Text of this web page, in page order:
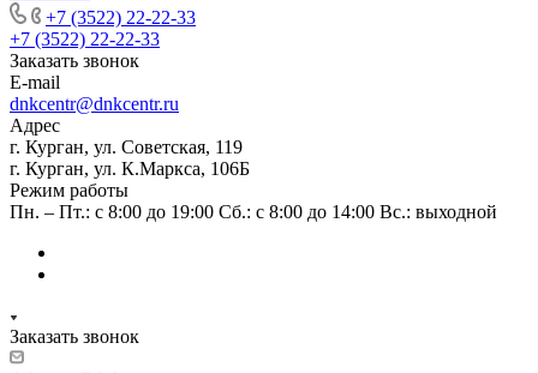
+7 (3522) 22-22-33
+7 (3522) 22-22-33
Заказать звонок
E-mail
dnkcentr@dnkcentr.ru
Адрес
г. Курган, ул. Советская, 119
г. Курган, ул. К.Маркса, 106Б
Режим работы
Пн. – Пт.: с 8:00 до 19:00 Сб.: с 8:00 до 14:00 Вс.: выходной
Заказать звонок